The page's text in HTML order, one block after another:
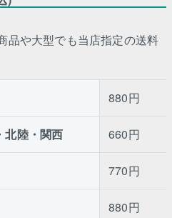
品や大型でも当店指定の送料
880円
北陸・関西 660円
770円
880円